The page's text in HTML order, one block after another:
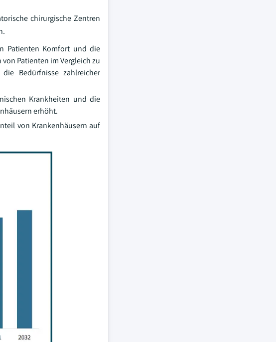
chirurgische Zentren
Patienten Komfort und die
Patienten im Vergleich zu
Bedürfnisse zahlreicher
Krankheiten und die
erhöht.
von Krankenhäusern auf